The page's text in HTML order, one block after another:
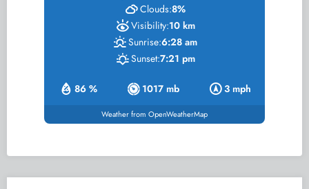
86 % 1017 mb 3 mph
Clouds:8%
Visibility:10 km
Sunrise:6:28 am
Sunset:7:21 pm
Weather from OpenWeatherMap